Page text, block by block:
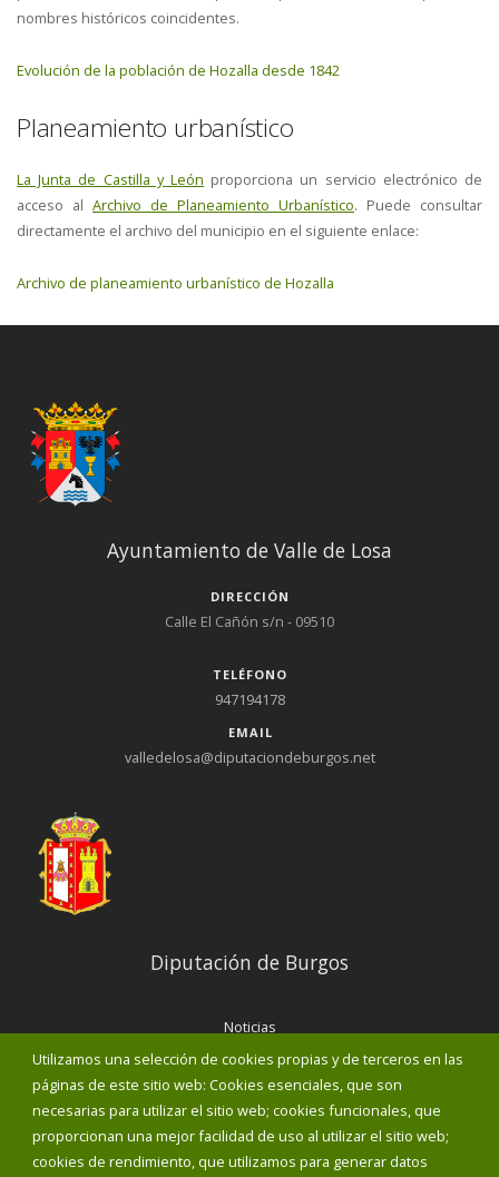
nombres históricos coincidentes.
Evolución de la población de Hozalla desde 1842
Planeamiento urbanístico
La Junta de Castilla y León proporciona un servicio electrónico de
acceso al Archivo de Planeamiento Urbanístico. Puede consultar
directamente el archivo del municipio en el siguiente enlace:
Archivo de planeamiento urbanístico de Hozalla
Utilizamos una selección de cookies propias y de terceros en las
páginas de este sitio web: Cookies esenciales, que son
necesarias para utilizar el sitio web; cookies funcionales, que
proporcionan una mejor facilidad de uso al utilizar el sitio web;
cookies de rendimiento, que utilizamos para generar datos
Ayuntamiento de Valle de Losa
DIRECCIÓN
Calle El Cañón s/n - 09510
TELÉFONO
947194178
EMAIL
valledelosa@diputaciondeburgos.net
Diputación de Burgos
Noticias
Eventos
Corporación Municipal
Teléfonos de interés
INICIAR SESIÓN